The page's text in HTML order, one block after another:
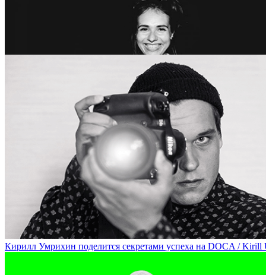
Алиса Таежная расскажет о концептуальных героях
Кирилл Умрихин поделится секретами успеха на DOCA / Kirill